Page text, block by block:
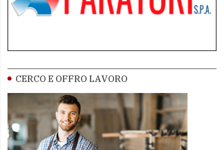
CERCO E OFFRO LAVORO